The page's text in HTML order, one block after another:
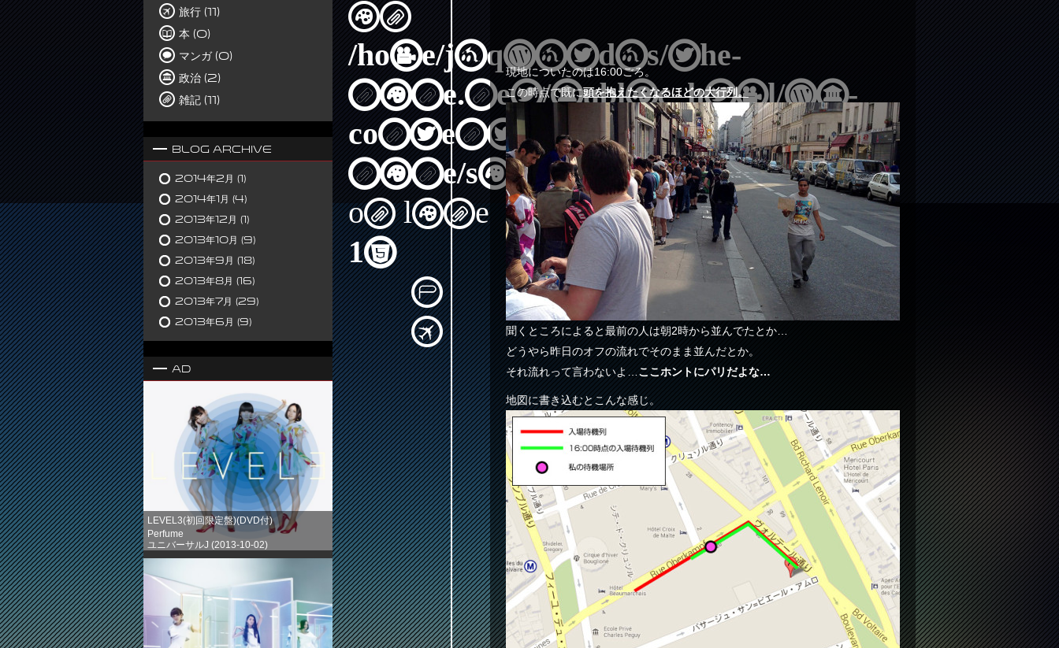
旅行 (11)
本 (0)
マンガ (0)
政治 (2)
雑記 (11)
Blog Archive
2014年2月 (1)
2014年1月 (4)
2013年12月 (1)
2013年10月 (9)
2013年9月 (18)
2013年8月 (16)
2013年7月 (29)
2013年6月 (9)
Ad
LEVEL3(初回限定盤)(DVD付)
Perfume
ユニバーサルJ (2013-10-02)
売り上げランキング: 1
in
/home/jaqwatdas/the-
nine.net/public_html/wp-
content/themes/the-
nine/single.php
on line
15
現地についたのは16:00ごろ。
この時点で既に頭を抱えたくなるほどの大行列。
聞くところによると最前の人は朝2時から並んでたとか…
どうやら昨日のオフの流れでそのまま並んだとか。
それ流れって言わないよ… ここホントにパリだよな…
地図に書き込むとこんな感じ。